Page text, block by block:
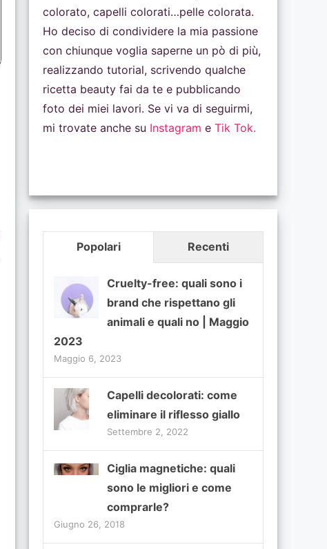
colorato, capelli colorati…pelle colorata.
Ho deciso di condividere la mia passione
con chiunque voglia saperne un pò di più,
realizzando tutorial, scrivendo qualche
ricetta beauty fai da te e pubblicando
foto dei miei lavori. Se vi va di seguirmi,
mi trovate anche su Instagram e Tik Tok.
Popolari Recenti
Cruelty-free: quali sono i
brand che rispettano gli
animali e quali no | Maggio
2023
Maggio 6, 2023
Capelli decolorati: come
eliminare il riflesso giallo
Settembre 2, 2022
Ciglia magnetiche: quali
sono le migliori e come
comprarle?
Giugno 26, 2018